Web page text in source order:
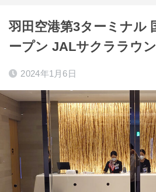
羽田空港第3ターミナル
ープン JALサクララウン
2024年1月6日